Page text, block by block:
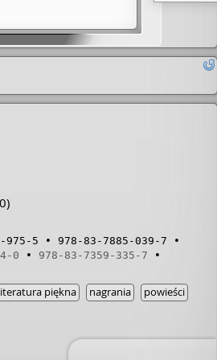
975-5
978-83-7885-039-7
0
978-83-7359-335-7
piękna nagrania powieści